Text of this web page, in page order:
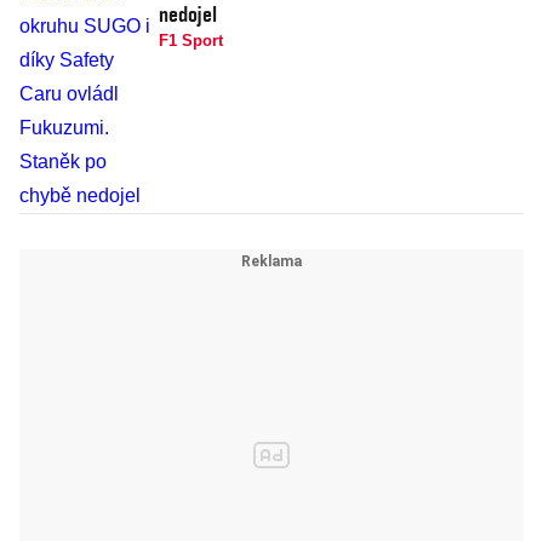
nedojel
F1 Sport